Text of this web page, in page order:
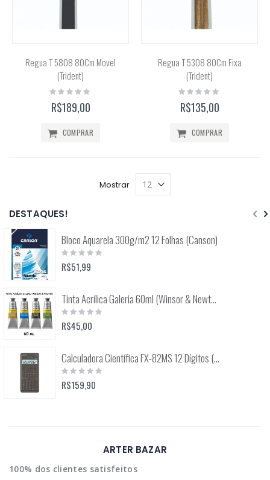
Regua T 5808 80Cm Movel
(Trident)
Rating:
R$189,00
COMPRAR
Regua T 5308 80Cm Fixa
(Trident)
Rating:
R$135,00
COMPRAR
Mostrar
DESTAQUES!
Bloco Aquarela 300g/m2 12 Folhas (Canson)
Rating:
0%
R$51,99
Tinta Acrílica Galeria 60ml (Winsor & Newton)
Rating:
0%
R$45,00
Calculadora Científica FX-82MS 12 Dígitos (Casio)
Rating:
0%
R$159,90
ARTER BAZAR
100% dos clientes satisfeitos